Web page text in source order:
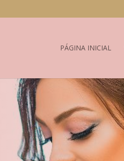
PÁGINA INICIAL